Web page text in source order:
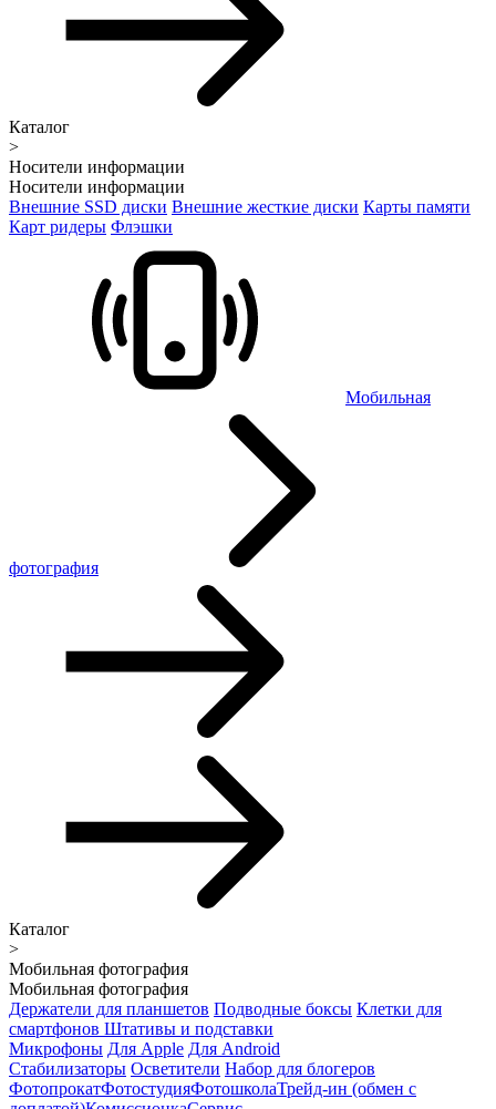
Каталог
>
Носители информации
Носители информации
Внешние SSD диски Внешние жесткие диски Карты памяти
Карт ридеры Флэшки
Мобильная
фотография
Каталог
>
Мобильная фотография
Мобильная фотография
Держатели для планшетов Подводные боксы Клетки для
смартфонов Штативы и подставки
Микрофоны Для Apple Для Android
Стабилизаторы Осветители Набор для блогеров
ФотопрокатФотостудияФотошколаТрейд-ин (обмен с